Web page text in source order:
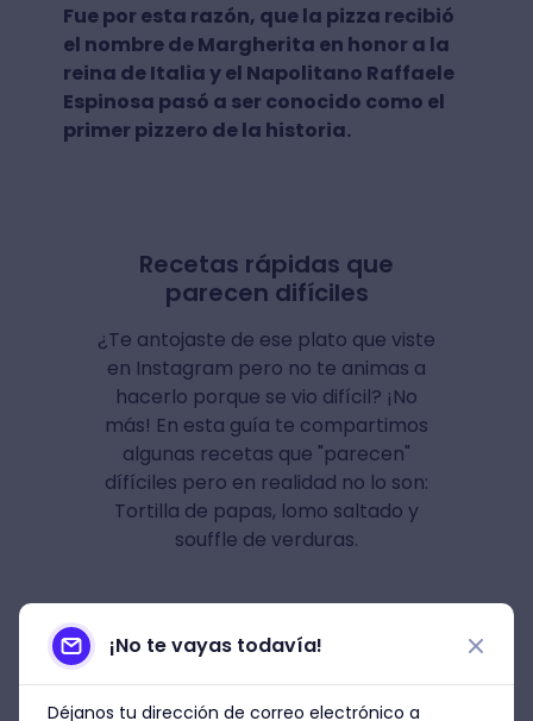
Fue por esta razón, que la pizza recibió
el nombre de Margherita en honor a la
reina de Italia y el Napolitano Raffaele
Espinosa pasó a ser conocido como el
primer pizzero de la historia.
Recetas rápidas que
parecen difíciles
¿Te antojaste de ese plato que viste
en Instagram pero no te animas a
hacerlo porque se vio difícil? ¡No
más! En esta guía te compartimos
algunas recetas que "parecen"
dífíciles pero en realidad no lo son:
Tortilla de papas, lomo saltado y
souffle de verduras.
Descargar
¡No te vayas todavía!
Déjanos tu dirección de correo electrónico a